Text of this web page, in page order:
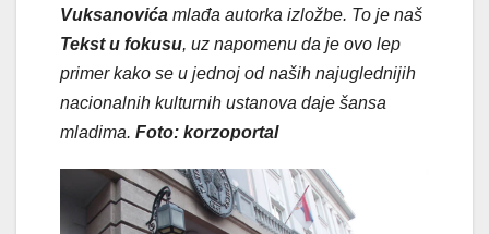
Vuksanovića mlađa autorka izložbe. To je naš
Tekst u fokusu, uz napomenu da je ovo lep
primer kako se u jednoj od naših najuglednijih
nacionalnih kulturnih ustanova daje šansa
mladima. Foto: korzoportal